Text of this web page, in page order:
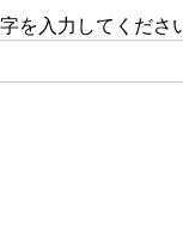
を入力してくださ